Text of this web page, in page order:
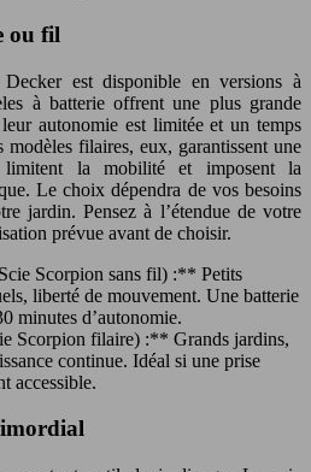
ou fil
est disponible en versions à
à batterie offrent une plus grande
autonomie est limitée et un temps
modèles filaires, eux, garantissent une
limitent la mobilité et imposent la
Le choix dépendra de vos besoins
jardin. Pensez à l’étendue de votre
prévue avant de choisir.
Scorpion sans fil) :** Petits
liberté de mouvement. Une batterie
minutes d’autonomie.
Scorpion filaire) :** Grands jardins,
continue. Idéal si une prise
accessible.